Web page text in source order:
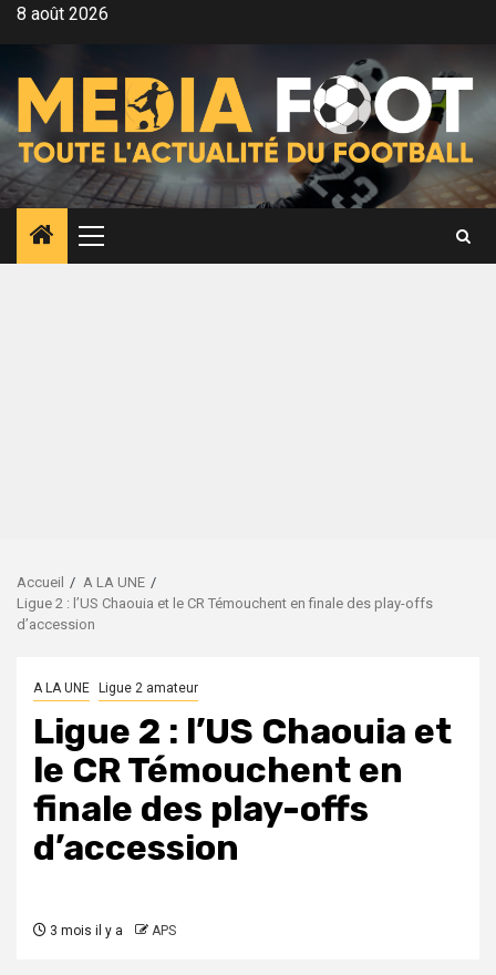
Aller8 août 2026
Menu
principal
Accueil
A LA UNE
Ligue 2 : l’US Chaouia et le CR Témouchent en finale des play-offs
d’accession
A LA UNE Ligue 2 amateur
Ligue 2 : l’US Chaouia et
le CR Témouchent en
finale des play-offs
d’accession
3 mois il y a APS